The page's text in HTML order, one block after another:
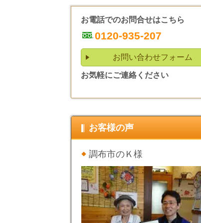
お電話でのお問合せはこちら
0120-935-207
お問い合わせフォーム
お気軽にご連絡ください
お客様の声
調布市のＫ様